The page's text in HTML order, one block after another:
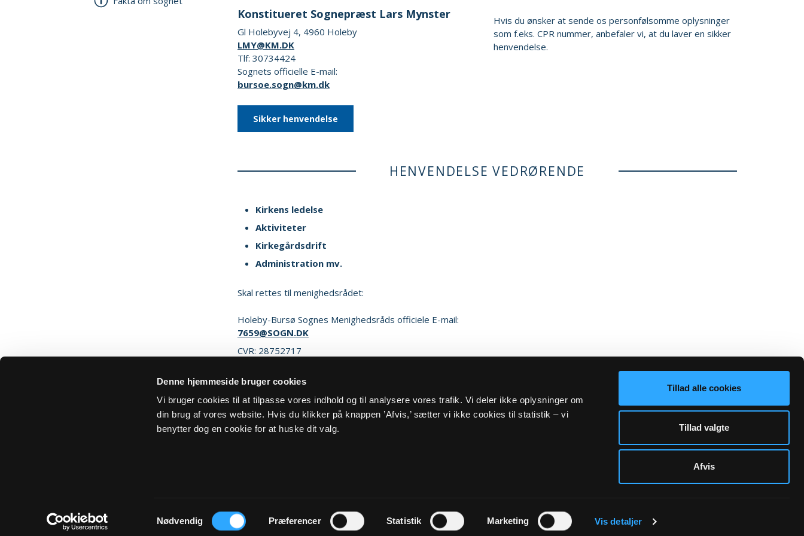
Denne hjemmeside bruger cookies
Vi bruger cookies til at tilpasse vores indhold og til analysere vores trafik. Vi deler ikke oplysninger om
din brug af vores website. Hvis du klikker på knappen ’Afvis,’ sætter vi ikke cookies til statistik – vi
benytter dog en cookie for at huske dit valg.
Samtykkevalg
Nødvendig Præferencer Statistik Marketing Vis detaljer
Tillad alle cookies
Tillad valgte
Afvis
Konstitueret Sognepræst Lars Mynster
Gl Holebyvej 4, 4960 Holeby
LMY@KM.DK
Tlf: 30734424
Sognets officielle E-mail:
bursoe.sogn@km.dk
Sikker henvendelse
Hvis du ønsker at sende os personfølsomme oplysninger
som f.eks. CPR nummer, anbefaler vi, at du laver en sikker
henvendelse.
HENVENDELSE VEDRØRENDE
Kirkens ledelse
Aktiviteter
Kirkegårdsdrift
Administration mv.
Skal rettes til menighedsrådet:
Holeby-Bursø Sognes Menighedsråds officiele E-mail:
7659@SOGN.DK
CVR: 28752717
Sikker henvendelse